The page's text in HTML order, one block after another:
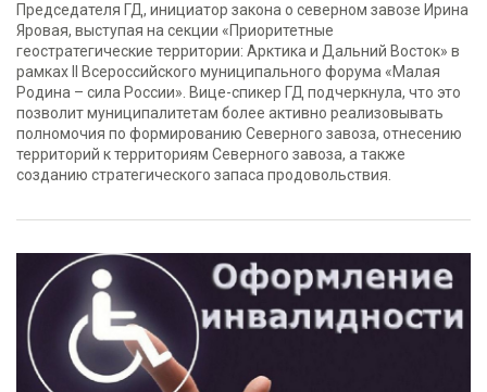
Председателя ГД, инициатор закона о северном завозе Ирина
Яровая, выступая на секции «Приоритетные
геостратегические территории: Арктика и Дальний Восток» в
рамках II Всероссийского муниципального форума «Малая
Родина – сила России». Вице-спикер ГД подчеркнула, что это
позволит муниципалитетам более активно реализовывать
полномочия по формированию Северного завоза, отнесению
территорий к территориям Северного завоза, а также
созданию стратегического запаса продовольствия.